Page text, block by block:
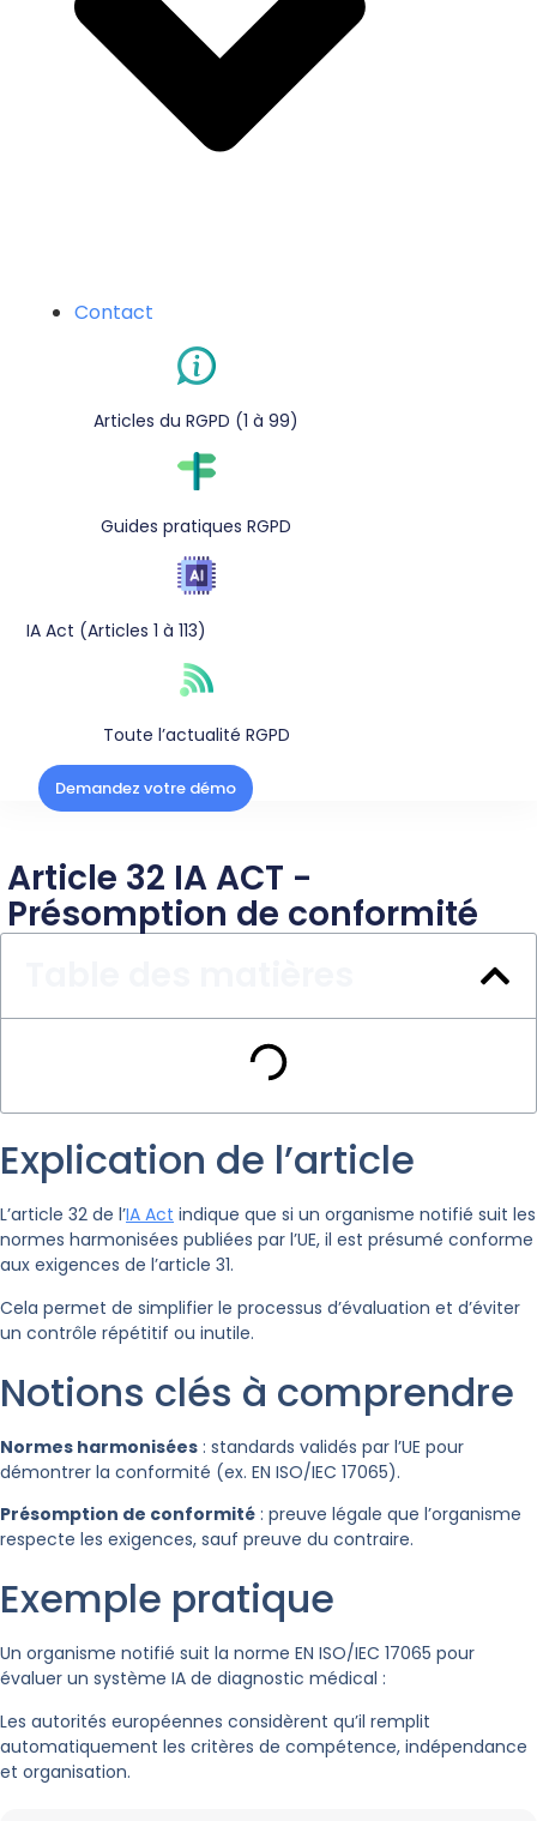
Contact
Articles du RGPD (1 à 99)
Guides pratiques RGPD
IA Act (Articles 1 à 113)
Toute l’actualité RGPD
Demandez votre démo
Article 32 IA ACT -
Présomption de conformité
Explication de l’article
L’article 32 de l’IA Act indique que si un organisme notifié suit les
normes harmonisées publiées par l’UE, il est présumé conforme
aux exigences de l’article 31.
Cela permet de simplifier le processus d’évaluation et d’éviter
un contrôle répétitif ou inutile.
Notions clés à comprendre
Normes harmonisées : standards validés par l’UE pour
démontrer la conformité (ex. EN ISO/IEC 17065).
Présomption de conformité : preuve légale que l’organisme
respecte les exigences, sauf preuve du contraire.
Exemple pratique
Un organisme notifié suit la norme EN ISO/IEC 17065 pour
évaluer un système IA de diagnostic médical :
Les autorités européennes considèrent qu’il remplit
automatiquement les critères de compétence, indépendance
et organisation.